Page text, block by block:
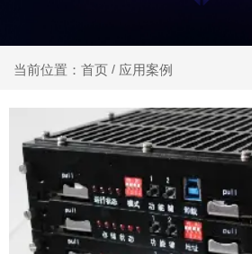
当前位置：首页 / 应用案例